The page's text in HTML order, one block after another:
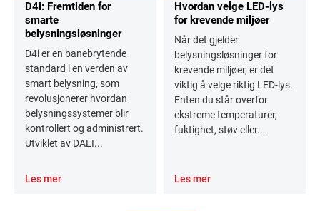
D4i: Fremtiden for
smarte
belysningsløsninger
D4i er en banebrytende
standard i en verden av
smart belysning, som
revolusjonerer hvordan
belysningssystemer blir
kontrollert og administrert.
Utviklet av DALI...
Les mer
Hvordan velge LED-lys
for krevende miljøer
Når det gjelder
belysningsløsninger for
krevende miljøer, er det
viktig å velge riktig LED-lys.
Enten du står overfor
ekstreme temperaturer,
fuktighet, støv eller...
Les mer